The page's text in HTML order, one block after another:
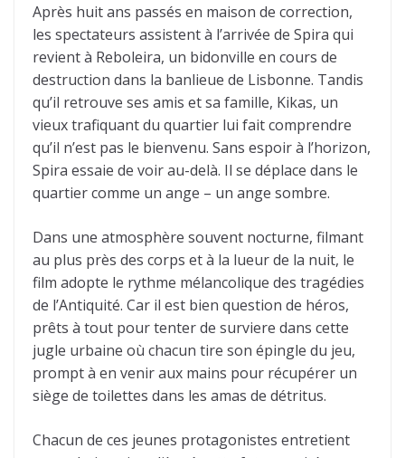
Après huit ans passés en maison de correction,
les spectateurs assistent à l’arrivée de Spira qui
revient à Reboleira, un bidonville en cours de
destruction dans la banlieue de Lisbonne. Tandis
qu’il retrouve ses amis et sa famille, Kikas, un
vieux trafiquant du quartier lui fait comprendre
qu’il n’est pas le bienvenu. Sans espoir à l’horizon,
Spira essaie de voir au-delà. Il se déplace dans le
quartier comme un ange – un ange sombre.
Dans une atmosphère souvent nocturne, filmant
au plus près des corps et à la lueur de la nuit, le
film adopte le rythme mélancolique des tragédies
de l’Antiquité. Car il est bien question de héros,
prêts à tout pour tenter de surviere dans cette
jugle urbaine où chacun tire son épingle du jeu,
prompt à en venir aux mains pour récupérer un
siège de toilettes dans les amas de détritus.
Chacun de ces jeunes protagonistes entretient